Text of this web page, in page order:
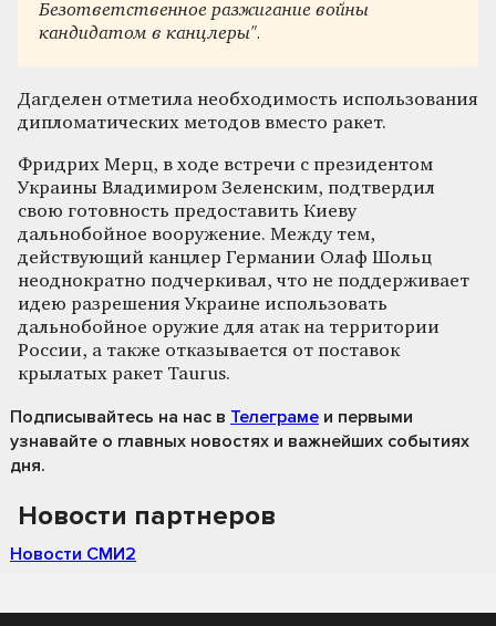
Безответственное разжигание войны
кандидатом в канцлеры".
Дагделен отметила необходимость использования
дипломатических методов вместо ракет.
Фридрих Мерц, в ходе встречи с президентом
Украины Владимиром Зеленским, подтвердил
свою готовность предоставить Киеву
дальнобойное вооружение. Между тем,
действующий канцлер Германии Олаф Шольц
неоднократно подчеркивал, что не поддерживает
идею разрешения Украине использовать
дальнобойное оружие для атак на территории
России, а также отказывается от поставок
крылатых ракет Taurus.
Подписывайтесь на нас в Телеграме и первыми
узнавайте о главных новостях и важнейших событиях
дня.
Новости партнеров
Новости СМИ2